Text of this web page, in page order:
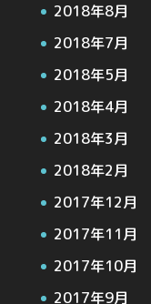
2018年8月
2018年7月
2018年5月
2018年4月
2018年3月
2018年2月
2017年12月
2017年11月
2017年10月
2017年9月